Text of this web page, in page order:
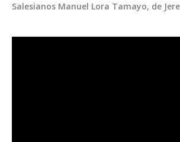
Salesianos Manuel Lora Tamayo, de